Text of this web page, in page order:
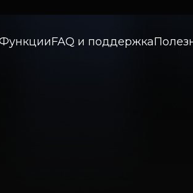
FAQ и поддержка